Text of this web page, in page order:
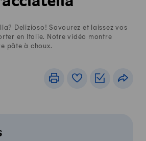
Delizioso! Savourez et laissez vos
en Italie. Notre vidéo montre
pâte à choux.
étoiles
ImprimerLivre de recettes
Listes de